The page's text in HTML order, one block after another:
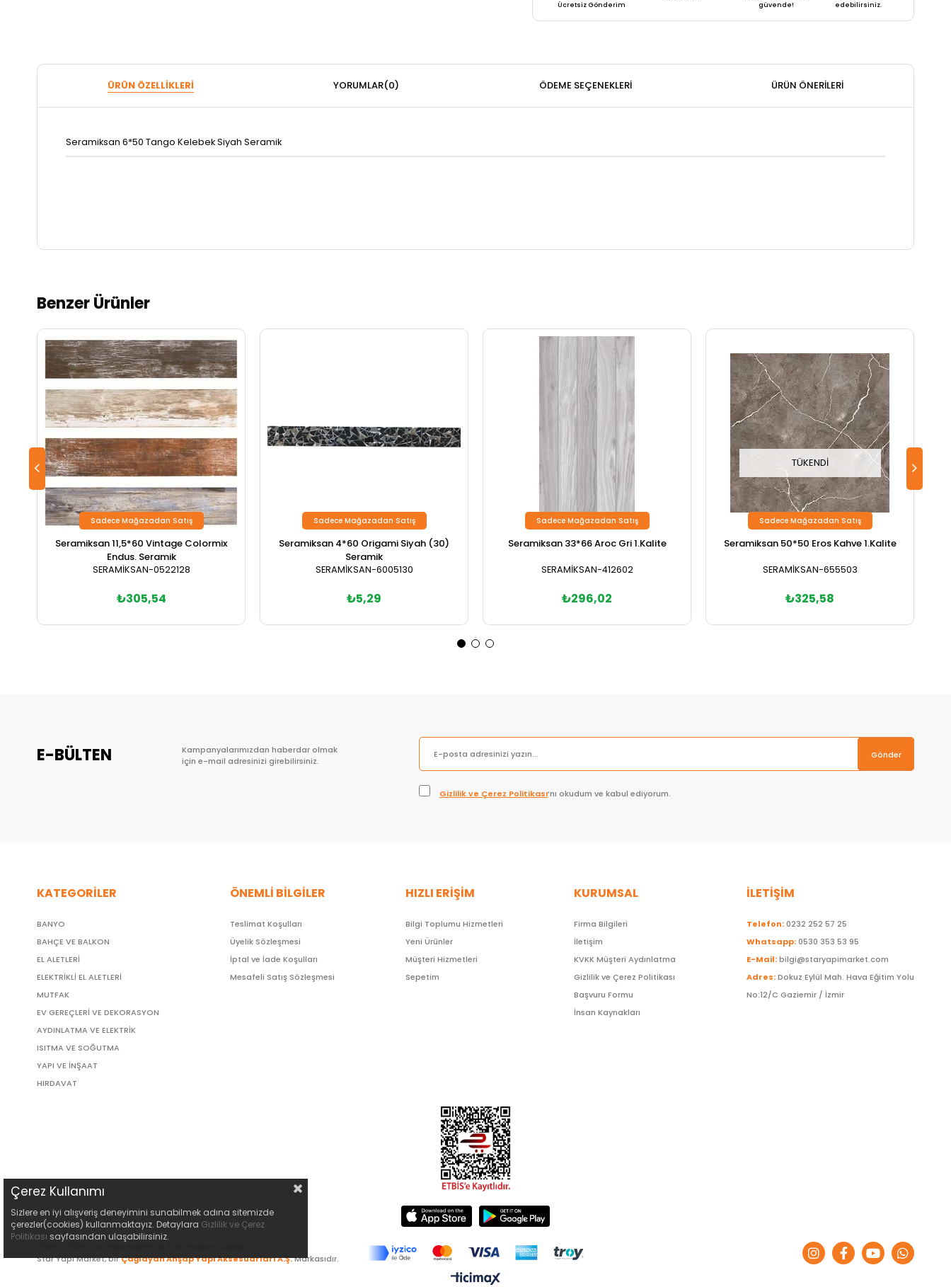
Ücretsiz Gönderim
güvende!
edebilirsiniz.
ÜRÜN ÖZELLIKLERI YORUMLAR(0) ÖDEME SEÇENEKLERI ÜRÜN ÖNERILERI
Seramiksan 6*50 Tango Kelebek Siyah Seramik
Benzer Ürünler
Seramiksan 11,5*60 Vintage Colormix
Endus. Seramik
SERAMİKSAN-0522128
₺305,54
Sadece Mağazadan Satış
Seramiksan 4*60 Origami Siyah (30)
Seramik
SERAMİKSAN-6005130
₺5,29
Sadece Mağazadan Satış
Seramiksan 33*66 Aroc Gri 1.Kalite
SERAMİKSAN-412602
₺296,02
Sadece Mağazadan Satış
TÜKENDI
Seramiksan 50*50 Eros Kahve 1.Kalite
SERAMİKSAN-655503
₺325,58
Sadece Mağazadan Satış
E-BÜLTEN
Kampanyalarımızdan haberdar olmak
için e-mail adresinizi girebilirsiniz.
Gönder
Gizlilik ve Çerez Politikası’nı okudum ve kabul ediyorum.
KATEGORİLER
BANYO
BAHÇE VE BALKON
EL ALETLERİ
ELEKTRİKLİ EL ALETLERİ
MUTFAK
EV GEREÇLERİ VE DEKORASYON
AYDINLATMA VE ELEKTRİK
ISITMA VE SOĞUTMA
YAPI VE İNŞAAT
HIRDAVAT
ÖNEMLİ BİLGİLER
Teslimat Koşulları
Üyelik Sözleşmesi
İptal ve İade Koşulları
Mesafeli Satış Sözleşmesi
HIZLI ERİŞİM
Bilgi Toplumu Hizmetleri
Yeni Ürünler
Müşteri Hizmetleri
Sepetim
KURUMSAL
Firma Bilgileri
İletişim
KVKK Müşteri Aydınlatma
Gizlilik ve Çerez Politikası
Başvuru Formu
İnsan Kaynakları
İLETİŞİM
Telefon:0232 252 57 25
Whatsapp:0530 353 53 95
E-Mail:bilgi@staryapimarket.com
Adres:Dokuz Eylül Mah. Hava Eğitim Yolu
No:12/C Gaziemir / İzmir
Star Yapı Market, birÇağlayan Ahşap Yapı Aksesuarları A.Ş.Markasıdır.
Çerez Kullanımı
Sizlere en iyi alışveriş deneyimini sunabilmek adına sitemizde
çerezler(cookies) kullanmaktayız. Detaylara Gizlilik ve Çerez
Politikası sayfasından ulaşabilirsiniz.